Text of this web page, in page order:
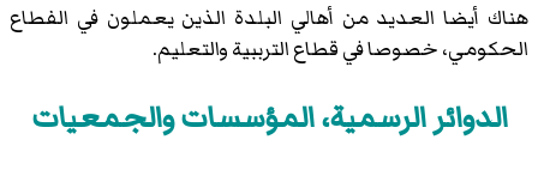
هناك أيضا العديد من أهالي البلدة الذين يعملون في الفطاع
الحكومي، خصوصا في قطاع الترببية والتعليم.
الدوائر الرسمية، المؤسسات والجمعيات